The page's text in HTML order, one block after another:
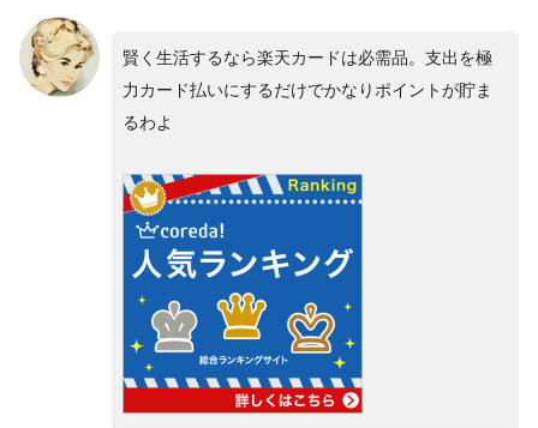
賢く生活するなら楽天カードは必需品。支出を極
力カード払いにするだけでかなりポイントが貯ま
るわよ